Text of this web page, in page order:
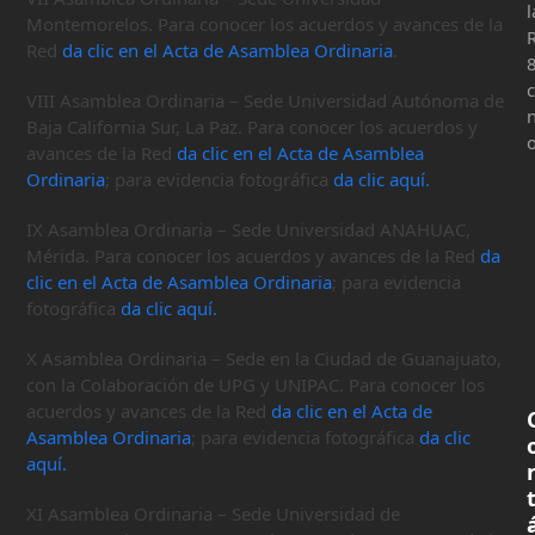
Montemorelos. Para conocer los acuerdos y avances de la
Red da clic en el Acta de Asamblea Ordinaria
VIII Asamblea Ordinaria – Sede Universidad Autónoma de
Baja California Sur, La Paz. Para conocer los acuerdos y
avances de la Red da clic en el Acta de Asamblea
Ordinaria; para evidencia fotográfica da clic aquí.
IX Asamblea Ordinaria – Sede Universidad ANAHUAC,
Mérida. Para conocer los acuerdos y avances de la Red da
clic en el Acta de Asamblea Ordinaria; para evidencia
fotográfica da clic aquí.
X Asamblea Ordinaria – Sede en la Ciudad de Guanajuato,
con la Colaboración de UPG y UNIPAC. Para conocer los
acuerdos y avances de la Red da clic en el Acta de
Asamblea Ordinaria; para evidencia fotográfica da clic
aquí.
XI Asamblea Ordinaria – Sede Universidad de
t